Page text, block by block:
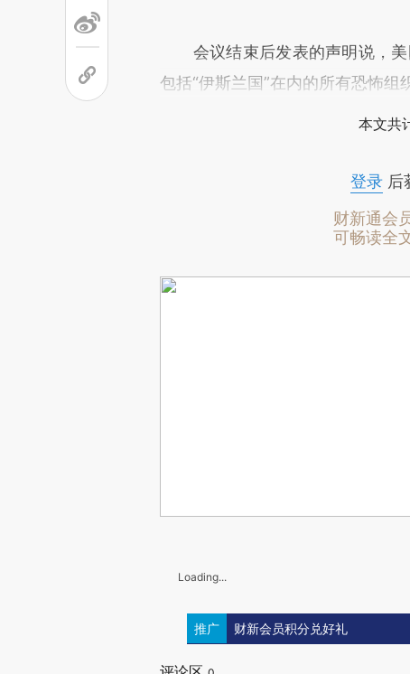
会议结束后发表的声明说，美
包括“伊斯兰国”在内的所有恐怖组
本文共
登录后
财新通会
可畅读全
Loading...
推广 财新会员积分兑好礼